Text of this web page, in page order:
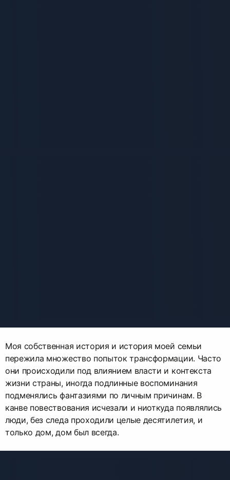
Моя собственная история и история моей семьи
пережила множество попыток трансформации. Часто
они происходили под влиянием власти и контекста
жизни страны, иногда подлинные воспоминания
подменялись фантазиями по личным причинам. В
канве повествования исчезали и ниоткуда появлялись
люди, без следа проходили целые десятилетия, и
только дом, дом был всегда.